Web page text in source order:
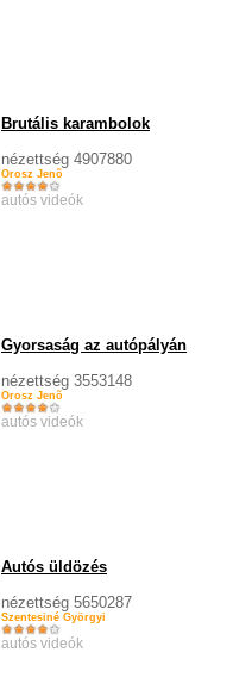
Brutális karambolok
nézettség 4907880
Orosz Jenõ
autós videók
Gyorsaság az autópályán
nézettség 3553148
Orosz Jenõ
autós videók
Autós üldözés
nézettség 5650287
Szentesiné Györgyi
autós videók